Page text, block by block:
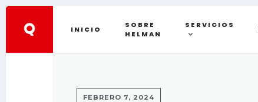
INICIO
SOBRE
HELMAN
SERVICIOS
FEBRERO 7, 2024